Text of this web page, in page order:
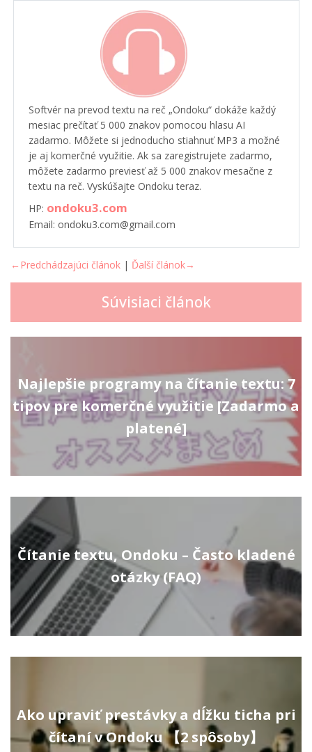
Softvér na prevod textu na reč „Ondoku“ dokáže každý
mesiac prečítať 5 000 znakov pomocou hlasu AI
zadarmo. Môžete si jednoducho stiahnuť MP3 a možné
je aj komerčné využitie. Ak sa zaregistrujete zadarmo,
môžete zadarmo previesť až 5 000 znakov mesačne z
textu na reč. Vyskúšajte Ondoku teraz.
HP: ondoku3.com
Email: ondoku3.com@gmail.com
←Predchádzajúci článok | Ďalší článok→
Súvisiaci článok
Najlepšie programy na čítanie textu: 7
tipov pre komerčné využitie [Zadarmo a
platené]
Čítanie textu, Ondoku – Často kladené
otázky (FAQ)
Ako upraviť prestávky a dĺžku ticha pri
čítaní v Ondoku 【2 spôsoby】